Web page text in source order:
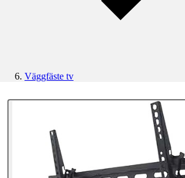
Väggfäste tv